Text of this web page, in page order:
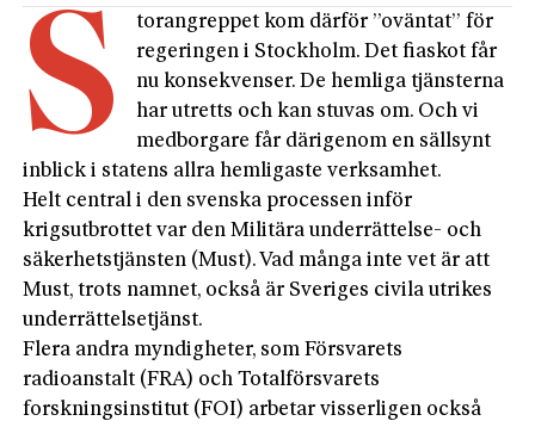
S
torangreppet kom därför ”oväntat” för
rege­ringen i Stockholm. Det fiaskot får
nu konsekvenser. De hemliga tjänsterna
har utretts och kan stuvas om. Och vi
medborgare får därigenom en sällsynt
inblick i statens allra hemligaste verksamhet.
Helt central i den svenska processen inför
krigsutbrottet var den Militära underrättelse- och
säkerhetstjänsten (Must). Vad många inte vet är att
Must, trots namnet, också är Sveriges civila utrikes
underrättelsetjänst.
Flera andra myndigheter, som Försvarets
radioanstalt (FRA) och Totalförsvarets
forskningsinstitut (FOI) arbetar visserligen också